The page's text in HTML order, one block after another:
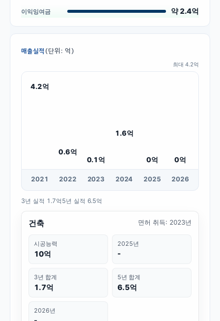
이익잉여금 약 2.4억
매출실적 (단위: 억)
최대 4.2억
4.2억
0.6억
0.1 억
1.6억
0억 0억
2021 2022 2023 2024 2025 2026
3년 실적 1.7억 5년 실적 6.5억
건축 면허 취득: 2023년
시공능력
10억
2025년
-
3년 합계
1.7억
5년 합계
6.5억
2026년